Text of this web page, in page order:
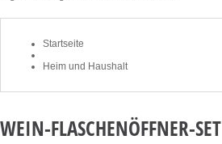
Startseite
Heim und Haushalt
WEIN-FLASCHENÖFFNER-SET